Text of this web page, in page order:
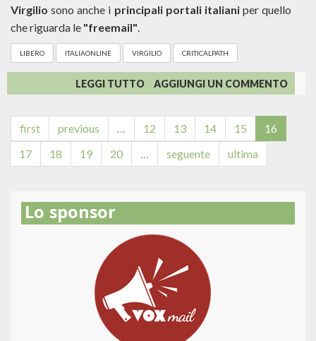
Virgilio sono anche i principali portali italianiper quello
che riguarda le "freemail".
LIBERO ITALIAONLINE VIRGILIO CRITICALPATH
LEGGI TUTTO SU
(RI)NASCE
DALL'UNIONE
DI
LIBERO
E
AGGIUNGI UN COMMENTO
first previous … 12 13 14 15
16
17
18 19 20 … seguente ultima
Lo sponsor